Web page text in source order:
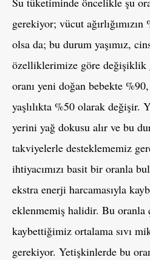
gerekiyor; vücut
olsa da; bu durum yaşımız,
özelliklerimize göre değişiklik
oranı yeni doğan bebekte
yaşlılıkta %50 olarak değişir.
yerini yağ dokusu alır ve bu
takviyelerle desteklememiz
ihtiyacımızı basit bir oranla
ekstra enerji harcamasıyla
eklenmemiş halidir. Bu oranla
kaybettiğimiz ortalama sıvı
gerekiyor. Yetişkinlerde bu